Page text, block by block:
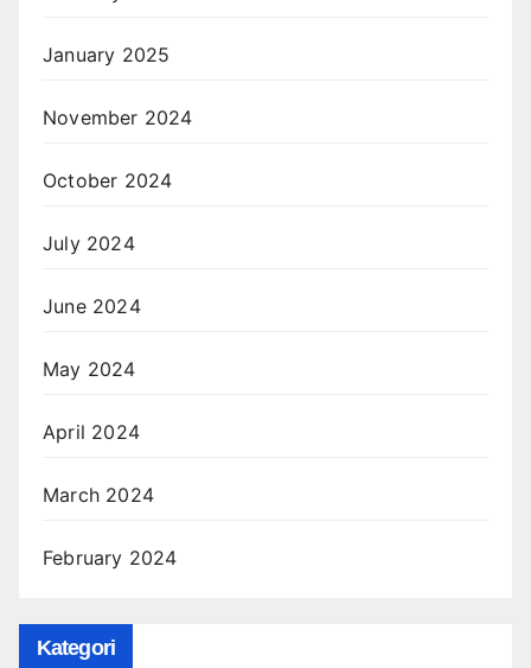
January 2025
November 2024
October 2024
July 2024
June 2024
May 2024
April 2024
March 2024
February 2024
Kategori